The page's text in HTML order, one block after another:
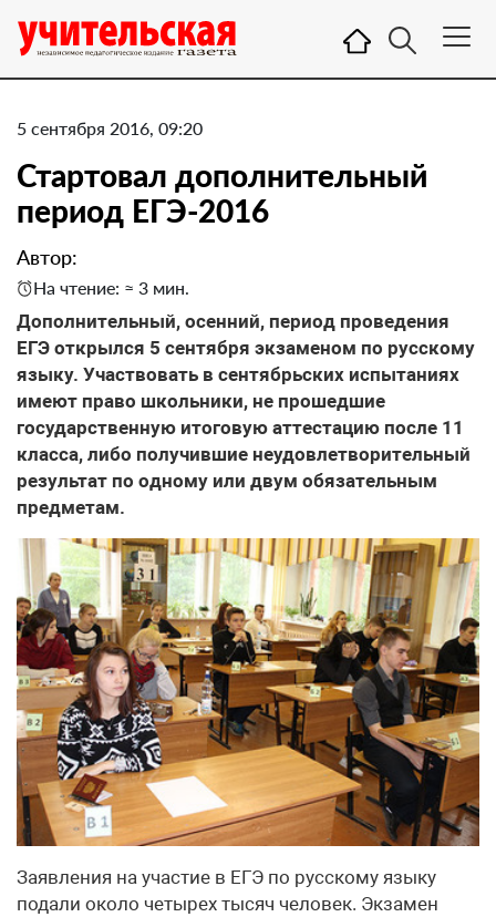
5 сентября 2016, 09:20
Стартовал дополнительный
период ЕГЭ-2016
Автор:
На чтение: ≈ 3 мин.
Дополнительный, осенний, период проведения
ЕГЭ открылся 5 сентября экзаменом по русскому
языку. Участвовать в сентябрьских испытаниях
имеют право школьники, не прошедшие
государственную итоговую аттестацию после 11
класса, либо получившие неудовлетворительный
результат по одному или двум обязательным
предметам.
Заявления на участие в ЕГЭ по русскому языку
подали около четырех тысяч человек. Экзамен